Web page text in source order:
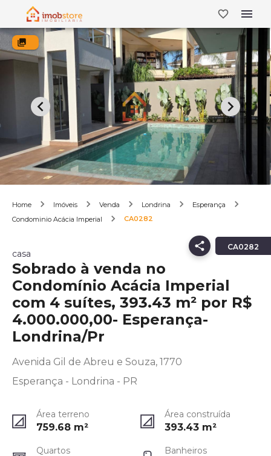
Home Imóveis Venda Londrina
Esperança
Condominio Acácia Imperial
CA0282
CA0282
casa
Sobrado à venda no
Condomínio Acácia Imperial
com 4 suítes, 393.43 m² por R$
4.000.000,00- Esperança-
Londrina/Pr
Avenida Gil de Abreu e Souza, 1770
Esperança - Londrina - PR
Área terreno
759.68 m²
Área construída
393.43 m²
Quartos Banheiros